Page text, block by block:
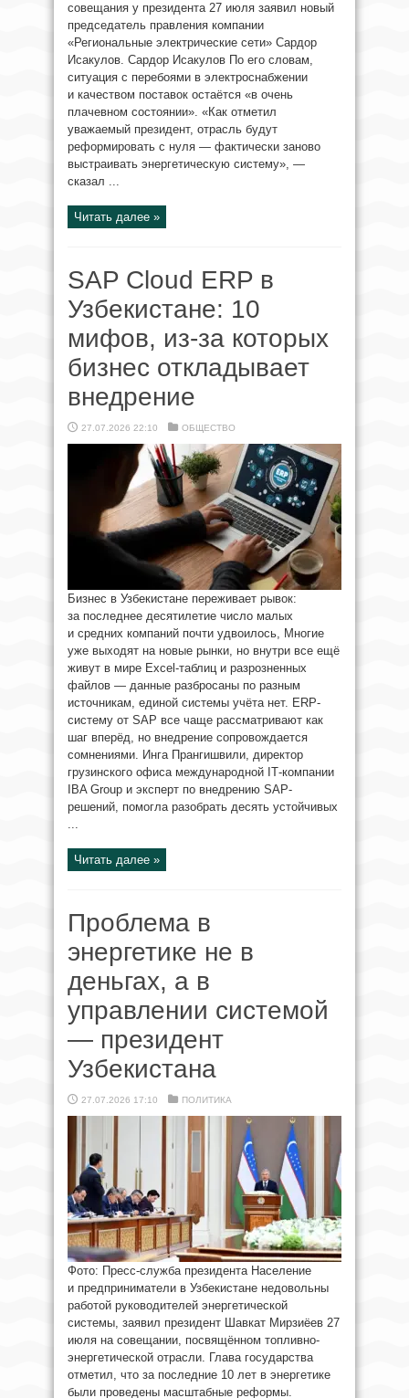
совещания у президента 27 июля заявил новый
председатель правления компании
«Региональные электрические сети» Сардор
Исакулов. Сардор Исакулов По его словам,
ситуация с перебоями в электроснабжении
и качеством поставок остаётся «в очень
плачевном состоянии». «Как отметил
уважаемый президент, отрасль будут
реформировать с нуля — фактически заново
выстраивать энергетическую систему», —
сказал ...
Читать далее »
SAP Cloud ERP в
Узбекистане: 10
мифов, из‑за которых
бизнес откладывает
внедрение
27.07.2026 22:10 ОБЩЕСТВО
Бизнес в Узбекистане переживает рывок:
за последнее десятилетие число малых
и средних компаний почти удвоилось, Многие
уже выходят на новые рынки, но внутри все ещё
живут в мире Excel-таблиц и разрозненных
файлов — данные разбросаны по разным
источникам, единой системы учёта нет. ERP-
систему от SAP все чаще рассматривают как
шаг вперёд, но внедрение сопровождается
сомнениями. Инга Прангишвили, директор
грузинского офиса международной IТ-компании
IBA Group и эксперт по внедрению SAP-
решений, помогла разобрать десять устойчивых
...
Читать далее »
Проблема в
энергетике не в
деньгах, а в
управлении системой
— президент
Узбекистана
27.07.2026 17:10 ПОЛИТИКА
Фото: Пресс-служба президента Население
и предприниматели в Узбекистане недовольны
работой руководителей энергетической
системы, заявил президент Шавкат Мирзиёев 27
июля на совещании, посвящённом топливно-
энергетической отрасли. Глава государства
отметил, что за последние 10 лет в энергетике
были проведены масштабные реформы.